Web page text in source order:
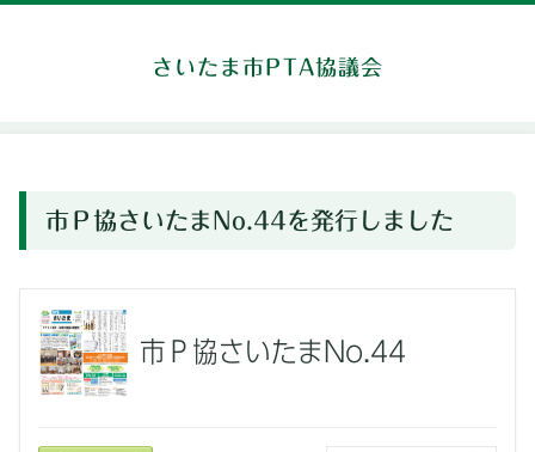
さいたま市PTA協議会
市Ｐ協さいたまNo.44を発行しました
市Ｐ協さいたまNo.44